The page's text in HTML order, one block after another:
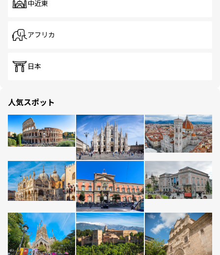
中近東
アフリカ
日本
人気スポット